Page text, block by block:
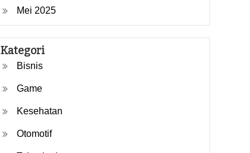
Mei 2025
Kategori
Bisnis
Game
Kesehatan
Otomotif